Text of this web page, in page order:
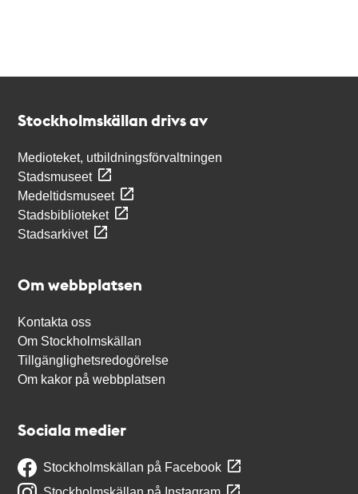
Stockholmskällan drivs av
Medioteket, utbildningsförvaltningen
Stadsmuseet
Medeltidsmuseet
Stadsbiblioteket
Stadsarkivet
Om webbplatsen
Kontakta oss
Om Stockholmskällan
Tillgänglighetsredogörelse
Om kakor på webbplatsen
Sociala medier
Stockholmskällan på Facebook